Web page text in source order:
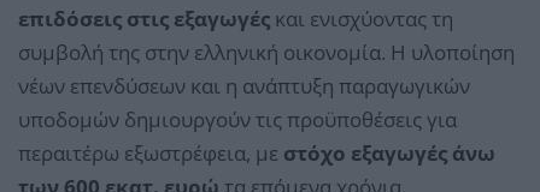
επιδόσεις στις εξαγωγές και ενισχύοντας τη
συμβολή της στην ελληνική οικονομία. Η υλοποίηση
νέων επενδύσεων και η ανάπτυξη παραγωγικών
υποδομών δημιουργούν τις προϋποθέσεις για
περαιτέρω εξωστρέφεια, με στόχο εξαγωγές άνω
των 600 εκατ. ευρώ τα επόμενα χρόνια.